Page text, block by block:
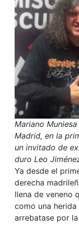
Mariano
Madrid, en la
un invitado de
duro Leo
Ya desde el
derecha
llena de veneno
como una
arrebatase por